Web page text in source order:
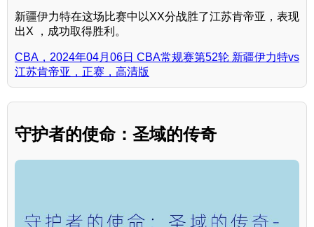
新疆伊力特在这场比赛中以XX分战胜了江苏肯帝亚，表现
出X ，成功取得胜利。
CBA，2024年04月06日 CBA常规赛第52轮 新疆伊力特vs
江苏肯帝亚，正赛，高清版
守护者的使命：圣域的传奇